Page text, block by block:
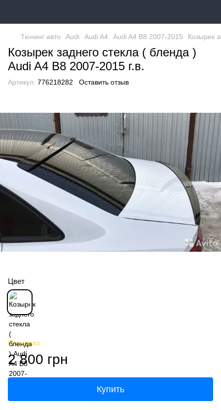
Тюнинг авто Audi Audi A4 Audi A4 B8 2007-2015 Козырек
Козырек заднего стекла ( бленда )
Audi A4 B8 2007-2015 г.в.
Артикул: 776218282 Оставить отзыв
Цвет
Под заказ
2 800 грн
Купить